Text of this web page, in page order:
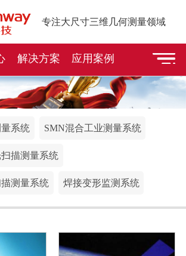
专注大尺寸三维几何测量领域
解决方案 应用案例
系统 SMN混合工业测量系统
描测量系统
测量系统 焊接变形监测系统